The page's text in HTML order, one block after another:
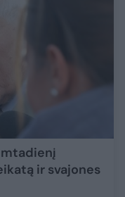
ir svajones